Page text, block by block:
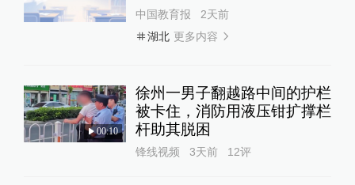
中国教育报
2天前
湖北 更多内容
00:10
徐州一男子翻越路中间的护栏
被卡住，消防用液压钳扩撑栏
杆助其脱困
锋线视频 3天前 12评